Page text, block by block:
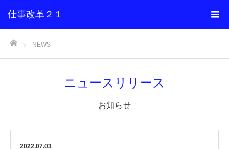
仕事改革２１
NEWS
ニュースリリース
お知らせ
2022.07.03